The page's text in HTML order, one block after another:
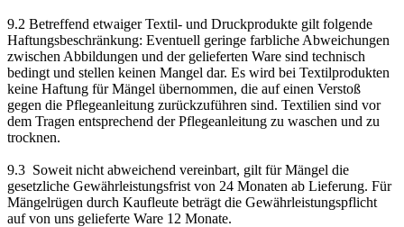
9.2 Betreffend etwaiger Textil- und Druckprodukte gilt folgende
Haftungsbeschränkung: Eventuell geringe farbliche Abweichungen
zwischen Abbildungen und der gelieferten Ware sind technisch
bedingt und stellen keinen Mangel dar. Es wird bei Textilprodukten
keine Haftung für Mängel übernommen, die auf einen Verstoß
gegen die Pflegeanleitung zurückzuführen sind. Textilien sind vor
dem Tragen entsprechend der Pflegeanleitung zu waschen und zu
trocknen.
9.3 Soweit nicht abweichend vereinbart, gilt für Mängel die
gesetzliche Gewährleistungsfrist von 24 Monaten ab Lieferung. Für
Mängelrügen durch Kaufleute beträgt die Gewährleistungspflicht
auf von uns gelieferte Ware 12 Monate.